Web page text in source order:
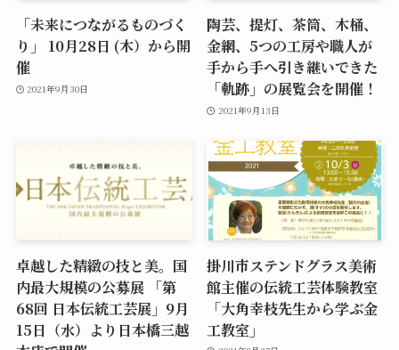
「未来につながるものづく
り」 10月28日 (木）から開
催
2021年9月30日
陶芸、提灯、茶筒、木桶、
金網、5つの工房や職人が
手から手へ引き継いできた
「軌跡」の展覧会を開催！
2021年9月13日
卓越した精緻の技と美。国
内最大規模の公募展 「第
68回 日本伝統工芸展」9月
15日（水）より日本橋三越
掛川市ステンドグラス美術
館主催の伝統工芸体験教室
「大角幸枝先生から学ぶ金
工教室」